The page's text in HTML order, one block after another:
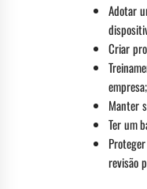
Adotar
Criar
empresa;
Manter
Ter um
revisão